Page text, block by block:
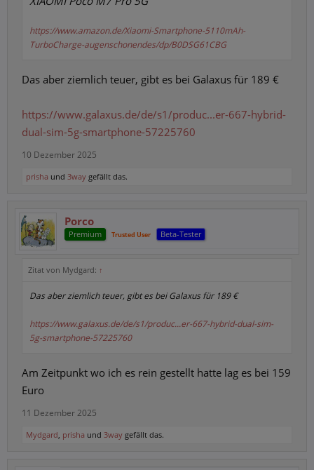
https://www.amazon.de/Xiaomi-Smartphone-5110mAh-
TurboCharge-augenschonendes/dp/B0DSG61CBG
Das aber ziemlich teuer, gibt es bei Galaxus für 189 €
https://www.galaxus.de/de/s1/produc...er-667-hybrid-
dual-sim-5g-smartphone-57225760
10 Dezember 2025
prisha und 3way gefällt das.
Porco
Premium Trusted User Beta-Tester
Zitat von Mydgard: ↑
Das aber ziemlich teuer, gibt es bei Galaxus für 189 €
https://www.galaxus.de/de/s1/produc...er-667-hybrid-dual-sim-
5g-smartphone-57225760
Am Zeitpunkt wo ich es rein gestellt hatte lag es bei 159
Euro
11 Dezember 2025
Mydgard, prisha und 3way gefällt das.